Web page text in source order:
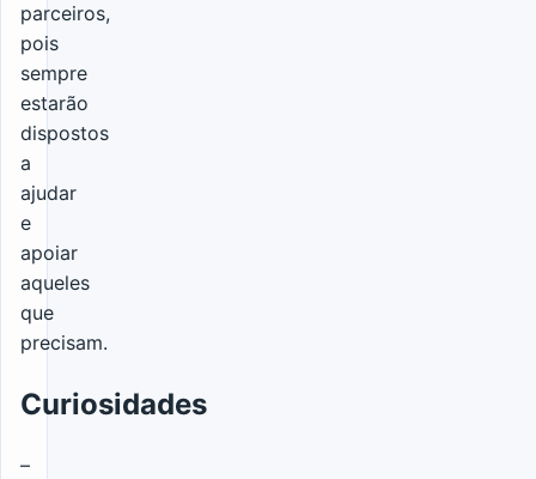
parceiros,
pois
sempre
estarão
dispostos
a
ajudar
e
apoiar
aqueles
que
precisam.
Curiosidades
–